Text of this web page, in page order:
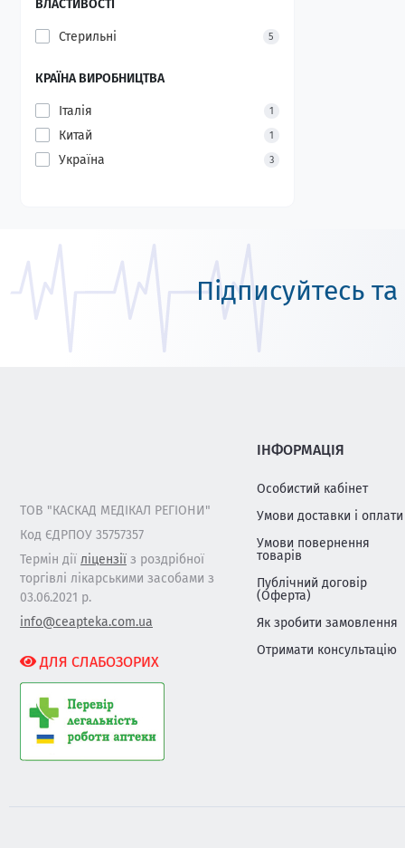
ВЛАСТИВОСТІ
Стерильні 5
КРАЇНА ВИРОБНИЦТВА
Італія 1
Китай 1
Україна 3
Підписуйтесь
ТОВ "КАСКАД МЕДІКАЛ РЕГІОНИ"
Код ЄДРПОУ 35757357
Термін дії ліцензії з роздрібної
торгівлі лікарськими засобами з
03.06.2021 р.
info@ceapteka.com.ua
ДЛЯ СЛАБОЗОРИХ
ІНФОРМАЦІЯ
Особистий кабінет
Умови доставки і оплати
Умови повернення
товарів
Публічний договір
(Оферта)
Як зробити замовлення
Отримати консультацію